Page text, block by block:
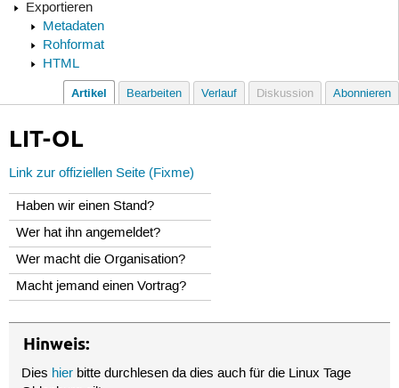
Exportieren
Metadaten
Rohformat
HTML
Artikel Bearbeiten Verlauf Diskussion Abonnieren
LIT-OL
Link zur offiziellen Seite (Fixme)
Haben wir einen Stand?
Wer hat ihn angemeldet?
Wer macht die Organisation?
Macht jemand einen Vortrag?
Hinweis:
Dies hier bitte durchlesen da dies auch für die Linux Tage